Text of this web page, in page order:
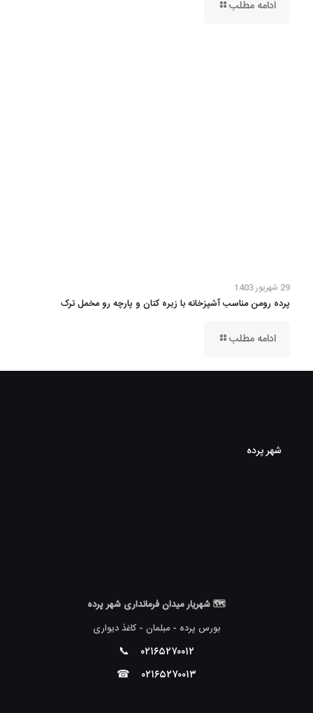
ادامه مطلب
29 شهریور 1403
پرده رومن مناسب آشپزخانه با زیره کتان و پارچه رو مخمل ترک
ادامه مطلب
شهر پرده
🗺 شهریار میدان فرمانداری شهر پرده
بورس پرده - مبلمان - کاغذ دیواری
۰۲۱۶۵۲۷۰۰۱۲ 📞
۰۲۱۶۵۲۷۰۰۱۳ ☎